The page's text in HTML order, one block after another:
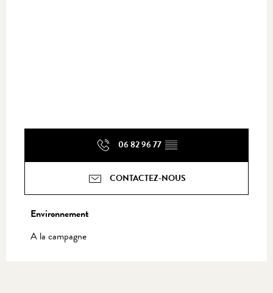
06 82 96 77 ▒▒
CONTACTEZ-NOUS
Environnement
Environnement
A la campagne